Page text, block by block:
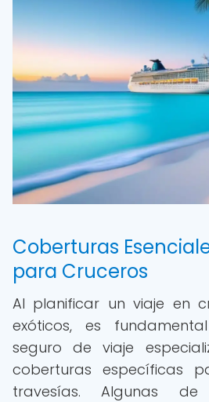
Coberturas
para Cruceros
Al planificar un viaje en
exóticos, es
seguro de viaje
coberturas específicas
travesías. Algunas